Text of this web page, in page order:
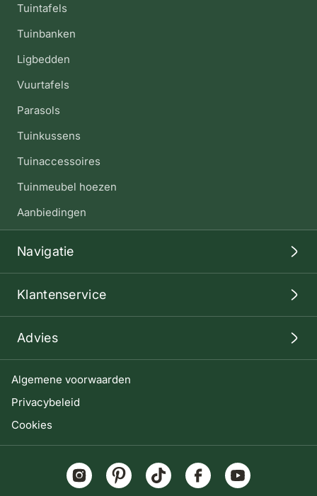
Algemene voorwaarden
Privacybeleid
Cookies
Tuintafels
Tuinbanken
Ligbedden
Vuurtafels
Parasols
Tuinkussens
Tuinaccessoires
Tuinmeubel hoezen
Aanbiedingen
Navigatie
Klantenservice
Advies